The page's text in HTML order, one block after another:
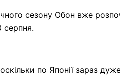
сезону Обон вже
серпня.
по Японії зараз